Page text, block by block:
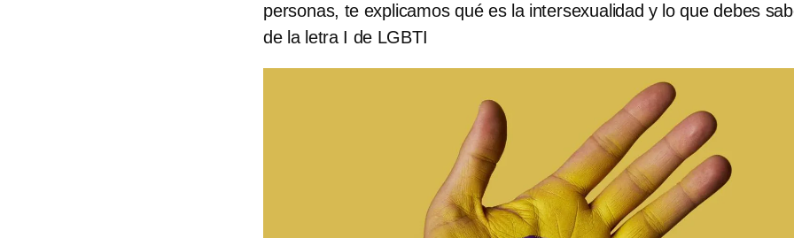
personas, te explicamos qué es la intersexualidad y lo que debes
de la letra I de LGBTI